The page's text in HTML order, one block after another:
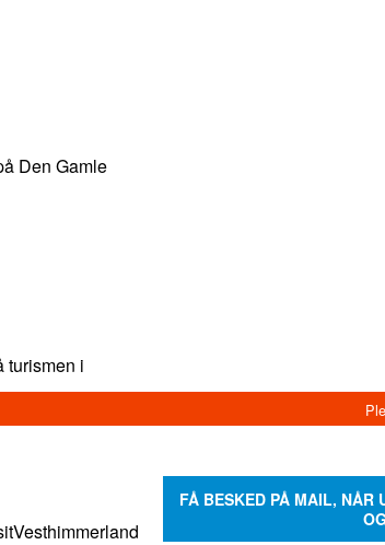
Den Gamle
turismen i
FÅ BESKED PÅ MAIL, NÅR